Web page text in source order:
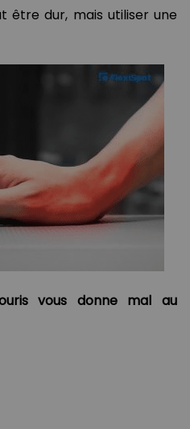
être dur, mais utiliser une
vous donne mal au